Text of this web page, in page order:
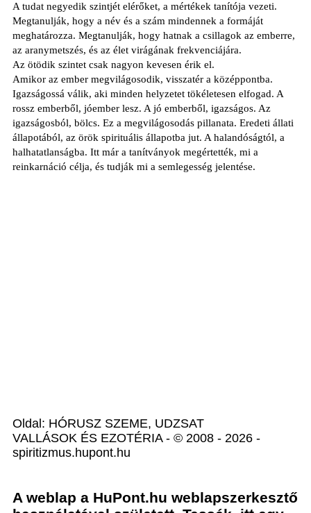
A tudat negyedik szintjét elérőket, a mértékek tanítója vezeti.
Megtanulják, hogy a név és a szám mindennek a formáját
meghatározza. Megtanulják, hogy hatnak a csillagok az emberre,
az aranymetszés, és az élet virágának frekvenciájára.
Az ötödik szintet csak nagyon kevesen érik el.
Amikor az ember megvilágosodik, visszatér a középpontba.
Igazságossá válik, aki minden helyzetet tökéletesen elfogad. A
rossz emberből, jóember lesz. A jó emberből, igazságos. Az
igazságosból, bölcs. Ez a megvilágosodás pillanata. Eredeti állati
állapotából, az örök spirituális állapotba jut. A halandóságtól, a
halhatatlanságba. Itt már a tanítványok megértették, mi a
reinkarnáció célja, és tudják mi a semlegesség jelentése.
Oldal: HÓRUSZ SZEME, UDZSAT
VALLÁSOK ÉS EZOTÉRIA - © 2008 - 2026 -
spiritizmus.hupont.hu
A weblap a HuPont.hu weblapszerkesztő